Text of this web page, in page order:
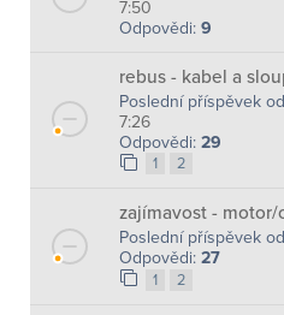
7:50
Odpovědi: 9
rebus - kabel a
Poslední příspěvek od
7:26
Odpovědi: 29
1 2
zajímavost - motor/
Poslední příspěvek od
Odpovědi: 27
1 2